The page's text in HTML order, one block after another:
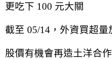
更吃下 100 元大關
截至 05/14，外資買超量
股價有機會再造土洋合